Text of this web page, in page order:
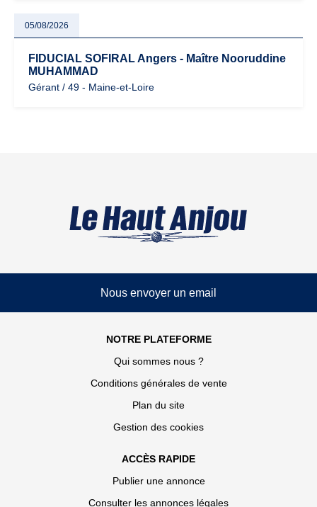
05/08/2026
FIDUCIAL SOFIRAL Angers - Maître Nooruddine
MUHAMMAD
Gérant / 49 - Maine-et-Loire
Nous envoyer un email
NOTRE PLATEFORME
Qui sommes nous ?
Conditions générales de vente
Plan du site
Gestion des cookies
ACCÈS RAPIDE
Publier une annonce
Consulter les annonces légales